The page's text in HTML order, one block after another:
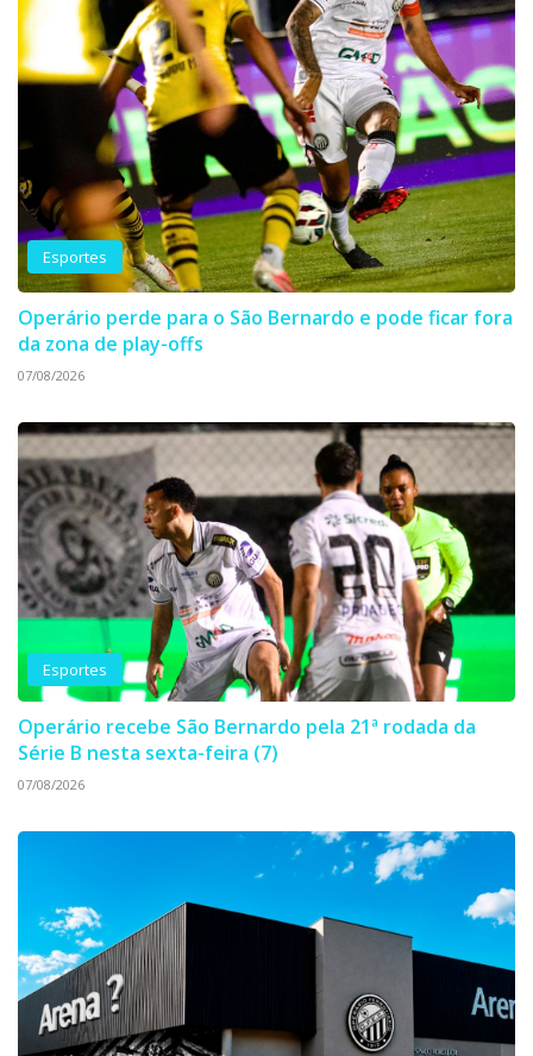
Esportes
Operário perde para o São Bernardo e pode ficar fora
da zona de play-offs
07/08/2026
Esportes
Operário recebe São Bernardo pela 21ª rodada da
Série B nesta sexta-feira (7)
07/08/2026